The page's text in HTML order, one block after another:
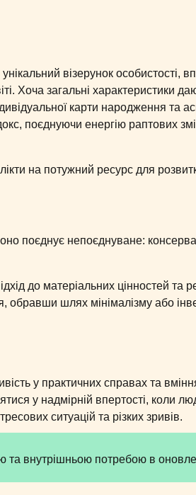
візерунок особистості,
Хоча загальні характеристики
карти народження та
поєднуючи енергію раптових
на потужний ресурс для
поєднує непоєднуване:
до матеріальних цінностей та
шлях мінімалізму або
у практичних справах та
у надмірній впертості, коли
ситуацій та різких зривів.
та внутрішньою потребою в